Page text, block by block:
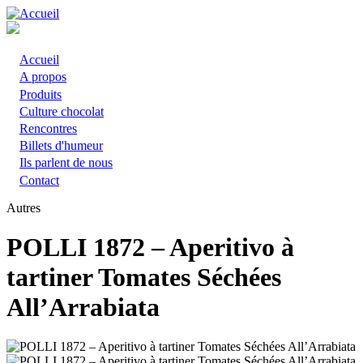
Aller
au
principal
Main
navigation
Accueil
A propos
Produits
Culture chocolat
Rencontres
Billets d'humeur
Ils parlent de nous
Contact
Autres
POLLI 1872 – Aperitivo à
tartiner Tomates Séchées
All’Arrabiata